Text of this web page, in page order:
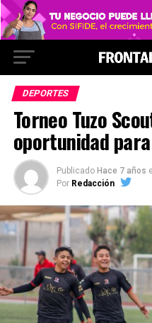
DEPORTES
Torneo Tuzo
oportunidad
Publicado Hace 7 años
Por Redacción